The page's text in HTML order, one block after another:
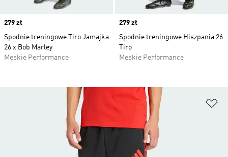
Price
279 zł
Spodnie treningowe Tiro Jamajka
26 x Bob Marley
Męskie Performance
Price
279 zł
Spodnie treningowe Hiszpania 26
Tiro
Męskie Performance